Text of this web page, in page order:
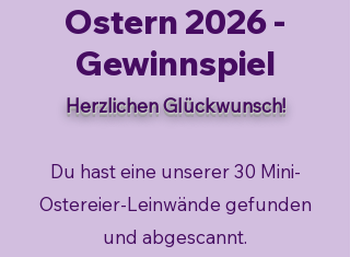
Ostern 2026 -
Gewinnspiel
Herzlichen Glückwunsch!
Du hast eine unserer 30 Mini-
Ostereier-Leinwände gefunden
und abgescannt.